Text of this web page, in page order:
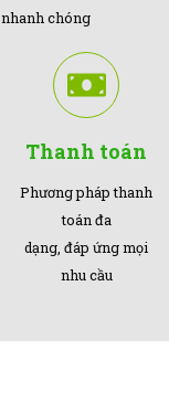
nhanh chóng
Thanh toán
Phương pháp thanh
toán đa
dạng, đáp ứng mọi
nhu cầu